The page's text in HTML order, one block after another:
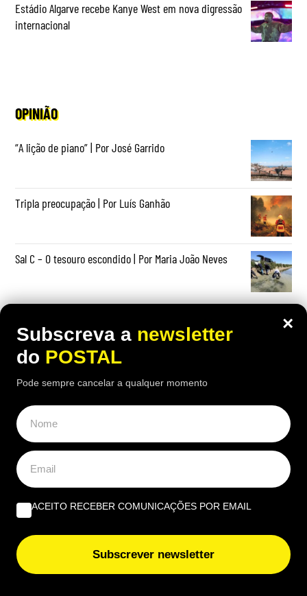
Estádio Algarve recebe Kanye West em nova digressão
internacional
OPINIÃO
“A lição de piano” | Por José Garrido
Tripla preocupação | Por Luís Ganhão
Sal C – O tesouro escondido | Por Maria João Neves
Beatriz Garcia, 40 Anos de ECoCs, a família Ecoc e a
Next Culture | Por João Palmeiro
União Europeia ‘aperta’: novas regras europeias vão
proibir estas embalagens e algumas entram em vigor já
nesta data
×
Subscreva a newsletter
do POSTAL
Pode sempre cancelar a qualquer momento
ACEITO RECEBER COMUNICAÇÕES POR EMAIL
Subscrever newsletter